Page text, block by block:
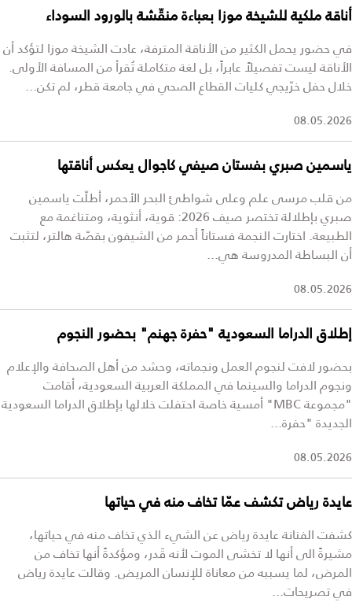
أناقة ملكية للشيخة موزا بعباءة منقّشة بالورود السوداء
في حضور يحمل الكثير من الأناقة المترفة، عادت الشيخة موزا لتؤكد أن
الأناقة ليست تفصيلاً عابراً، بل لغة متكاملة تُقرأ من المسافة الأولى.
خلال حفل خرّيجي كليات القطاع الصحي في جامعة قطر، لم تكن...
08.05.2026
ياسمين صبري بفستان صيفي كاجوال يعكس أناقتها
من قلب مرسى علم وعلى شواطئ البحر الأحمر، أطلّت ياسمين
صبري بإطلالة تختصر صيف 2026: قوية، أنثوية، ومتناغمة مع
الطبيعة. اختارت النجمة فستاناً أحمر من الشيفون بقصّة هالتر، لتثبت
أن البساطة المدروسة هي...
08.05.2026
إطلاق الدراما السعودية "حفرة جهنم" بحضور النجوم
بحضور لافت لنجوم العمل ونجماته، وحشد من أهل الصحافة والإعلام
ونجوم الدراما والسينما في المملكة العربية السعودية، أقامت
"مجموعة MBC" أمسية خاصة احتفلت خلالها بإطلاق الدراما السعودية
الجديدة "حفرة...
08.05.2026
عايدة رياض تكشف عمّا تخاف منه في حياتها
كشفت الفنانة عايدة رياض عن الشيء الذي تخاف منه في حياتها،
مشيرةً الى أنها لا تخشى الموت لأنه قَدر، ومؤكدةً أنها تخاف من
المرض، لما يسببه من معاناة للإنسان المريض. وقالت عايدة رياض
في تصريحات...